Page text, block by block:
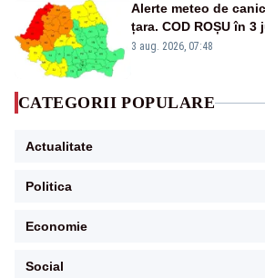
Alerte meteo de
țara. COD ROȘU în 3
3 aug. 2026, 07:48
CATEGORII POPULARE
Actualitate
Politica
Economie
Social